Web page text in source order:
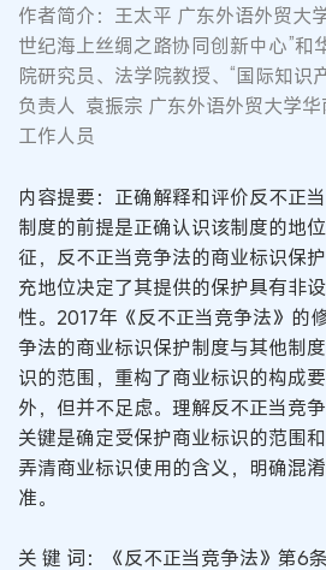
作者简介：王太平 广东外语外贸大
世纪海上丝绸之路协同创新中心”和
院研究员、法学院教授、“国际知识
负责人 袁振宗 广东外语外贸大学
工作人员
内容提要：正确解释和评价反不正
制度的前提是正确认识该制度的地
征，反不正当竞争法的商业标识保
充地位决定了其提供的保护具有非
性。2017年《反不正当竞争法》的
争法的商业标识保护制度与其他制
识的范围，重构了商业标识的构成
外，但并不足虑。理解反不正当竞
关键是确定受保护商业标识的范围和
弄清商业标识使用的含义，明确混
准。
关 键 词：《反不正当竞争法》第